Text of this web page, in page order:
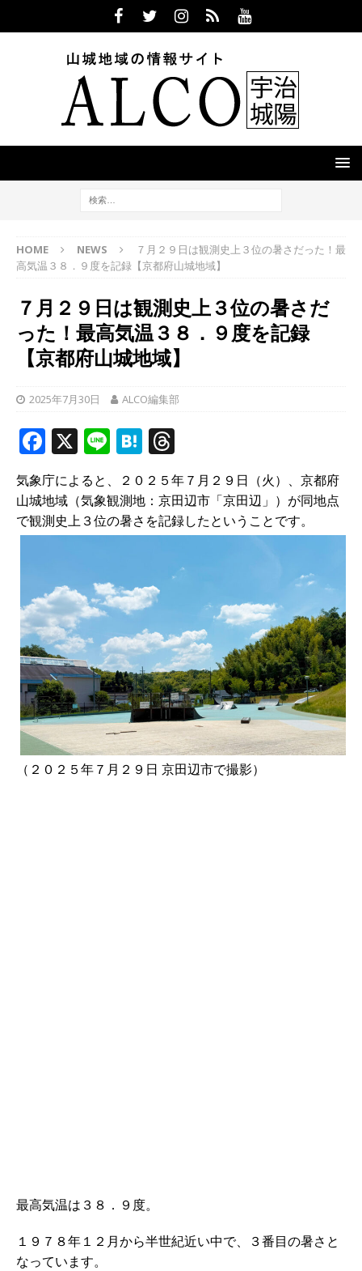
HOME NEWS
７月２９日は観測史上３位の暑さだった！最
高気温３８．９度を記録【京都府山城地域】
７月２９日は観測史上３位の暑さだ
った！最高気温３８．９度を記録
【京都府山城地域】
2025年7月30日 ALCO編集部
F
a
c
e
b
o
k
X Li
n
e
H
at
e
n
a
h
r
e
a
d
気象庁によると、２０２５年７月２９日（火）、京都府
山城地域（気象観測地：京田辺市「京田辺」）が同地点
で観測史上３位の暑さを記録したということです。
（２０２５年７月２９日 京田辺市で撮影）
最高気温は３８．９度。
１９７８年１２月から半世紀近い中で、３番目の暑さと
なっています。